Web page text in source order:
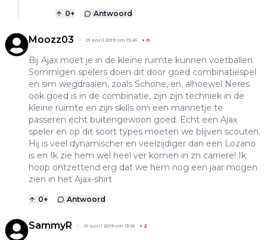
0+ Antwoord
Moozz03 01 april 2019 om 13:45 + 0
Bij Ajax moet je in de kleine ruimte kunnen voetballen.
Sommigen spelers doen dit door goed combinatiespel
en sim wegdraaien, zoals Schone, en, alhoewel Neres
ook goed is in de combinatie, zijn zijn techniek in de
kleine ruimte en zijn skills om een mannetje te
passeren echt buitengewoon goed. Echt een Ajax
speler en op dit soort types moeten we blijven scouten.
Hij is veel dynamischer en veelzijdiger dan een Lozano
is en Ik zie hem wel heel ver komen in zn carriere! Ik
hoop ontzettend erg dat we hem nog een jaar mogen
zien in het Ajax-shirt
0+ Antwoord
SammyR 01 april 2019 om 13:18 + 2